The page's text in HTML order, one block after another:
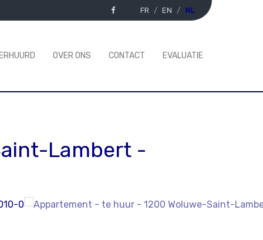
FR EN NL
OVER ONS CONTACT EVALUATIE
Lambert -